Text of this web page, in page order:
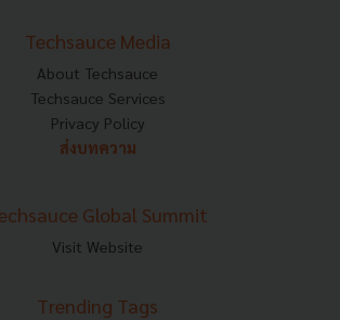
Techsauce Media
About Techsauce
Techsauce Services
Privacy Policy
ส่งบทความ
Global Summit
Visit Website
Trending Tags